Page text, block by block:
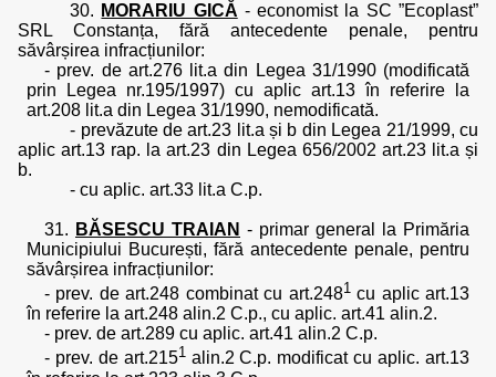
30. MORARIU GICĂ - economist la SC ”Ecoplast”
SRL Constanța, fără antecedente penale, pentru
săvârșirea infracțiunilor:
- prev. de art.276 lit.a din Legea 31/1990 (modificată
prin Legea nr.195/1997) cu aplic art.13 în referire la
art.208 lit.a din Legea 31/1990, nemodificată.
- prevăzute de art.23 lit.a și b din Legea 21/1999, cu
aplic art.13 rap. la art.23 din Legea 656/2002 art.23 lit.a și
b.
- cu aplic. art.33 lit.a C.p.
31. BĂSESCU TRAIAN - primar general la Primăria
Municipiului București, fără antecedente penale, pentru
săvârșirea infracțiunilor:
- prev. de art.248 combinat cu art.2481cu aplic art.13
în referire la art.248 alin.2 C.p., cu aplic. art.41 alin.2.
- prev. de art.289 cu aplic. art.41 alin.2 C.p.
- prev. de art.2151alin.2 C.p. modificat cu aplic. art.13